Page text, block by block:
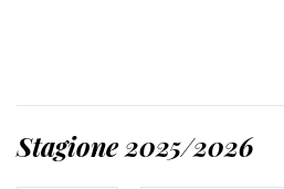
Stagione 2025/2026